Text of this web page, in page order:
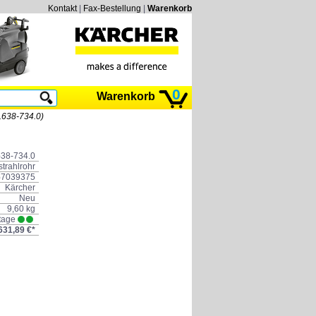
Kontakt| Fax-Bestellung Warenkorb
Warenkorb 0
734.0)
734.0
Kärcher
Neu
9,60 kg
€*